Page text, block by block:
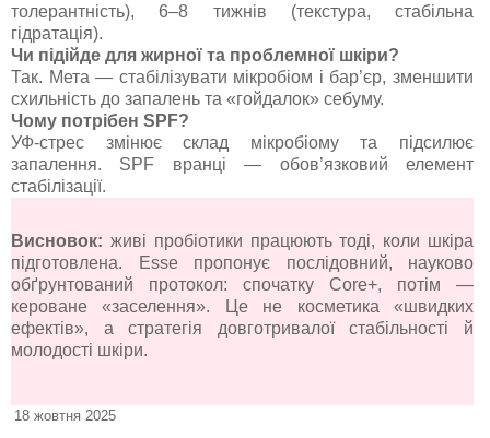
толерантність), 6–8 тижнів (текстура, стабільна
гідратація).
Чи підійде для жирної та проблемної шкіри?
Так. Мета — стабілізувати мікробіом і бар’єр, зменшити
схильність до запалень та «гойдалок» себуму.
Чому потрібен SPF?
УФ-стрес змінює склад мікробіому та підсилює
запалення. SPF вранці — обов’язковий елемент
стабілізації.
Висновок: живі пробіотики працюють тоді, коли шкіра
підготовлена. Esse пропонує послідовний, науково
обґрунтований протокол: спочатку Core+, потім —
кероване «заселення». Це не косметика «швидких
ефектів», а стратегія довготривалої стабільності й
молодості шкіри.
18 жовтня 2025